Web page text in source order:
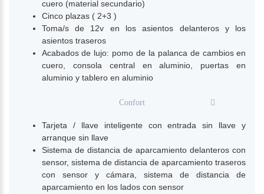
cuero (material secundario)
Cinco plazas ( 2+3 )
Toma/s de 12v en los asientos delanteros y los
asientos traseros
Acabados de lujo: pomo de la palanca de cambios en
cuero, consola central en aluminio, puertas en
aluminio y tablero en aluminio
Confort
Tarjeta / llave inteligente con entrada sin llave y
arranque sin llave
Sistema de distancia de aparcamiento delanteros con
sensor, sistema de distancia de aparcamiento traseros
con sensor y cámara, sistema de distancia de
aparcamiento en los lados con sensor